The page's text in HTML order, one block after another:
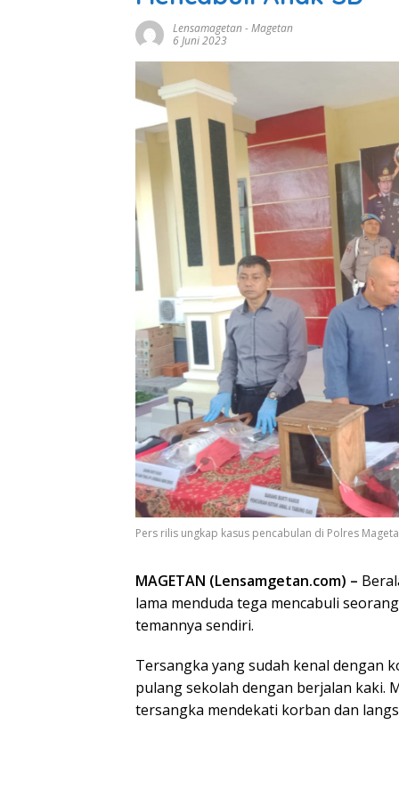
Lensamagetan-Magetan
6 Juni 2023
Pers rilis ungkap kasus pencabulan di Polres
MAGETAN (Lensamgetan.com) –
lama menduda tega mencabuli
temannya sendiri.
Tersangka yang sudah kenal dengan
pulang sekolah dengan berjalan kaki.
tersangka mendekati korban dan